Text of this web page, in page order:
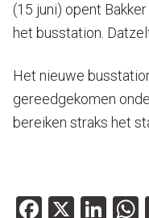
(15 juni) opent
het busstation.
Het nieuwe
gereedgekomen
bereiken straks het
Facebook
X